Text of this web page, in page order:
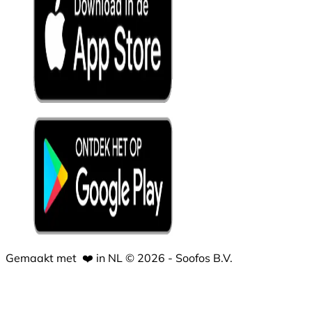
Gemaakt met ❤️ in NL © 2026 - Soofos B.V.